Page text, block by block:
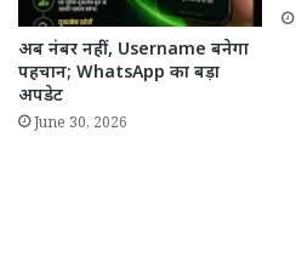
अब नंबर नहीं, Username बनेगा
पहचान; WhatsApp का बड़ा
अपडेट
June 30, 2026